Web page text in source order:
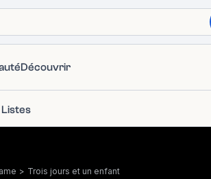
Découvrir
Listes
> Trois jours et un enfant